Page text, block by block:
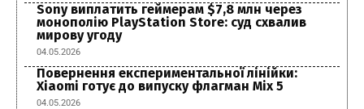
Sony виплатить геймерам $7,8 млн через
монополію PlayStation Store: суд схвалив
мирову угоду
04.05.2026
Повернення експериментальної лінійки:
Xiaomi готує до випуску флагман Mix 5
04.05.2026